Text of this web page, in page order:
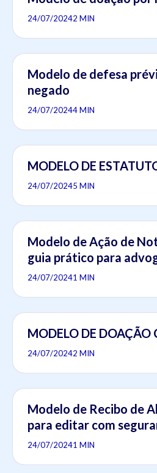
24/07/20242 MIN
Modelo de defesa
negado
24/07/20244 MIN
MODELO DE
24/07/20245 MIN
Modelo de Ação de
guia prático para
24/07/20241 MIN
MODELO DE
24/07/20242 MIN
Modelo de Recibo de
para editar com
24/07/20241 MIN